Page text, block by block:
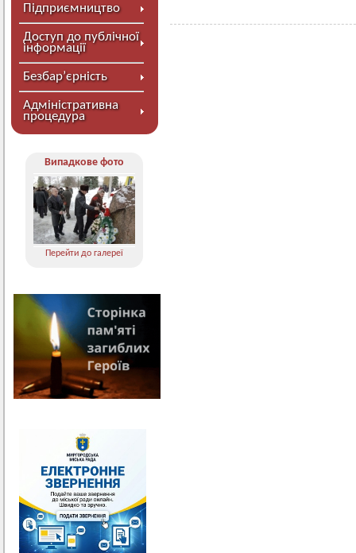
Підприємництво
Доступ до публічної
інформації
Безбар’єрність
Адміністративна
процедура
Випадкове фото
Перейти до галереї